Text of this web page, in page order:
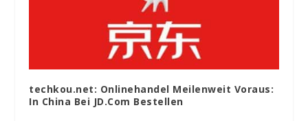
techkou.net: Onlinehandel Meilenweit Voraus:
In China Bei JD.Com Bestellen